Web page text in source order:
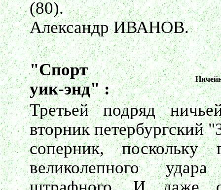
(80).
Александр ИВАНОВ.
"Спорт
уик-энд" :
Третьей подряд
вторник петербургский
соперник,
великолепного